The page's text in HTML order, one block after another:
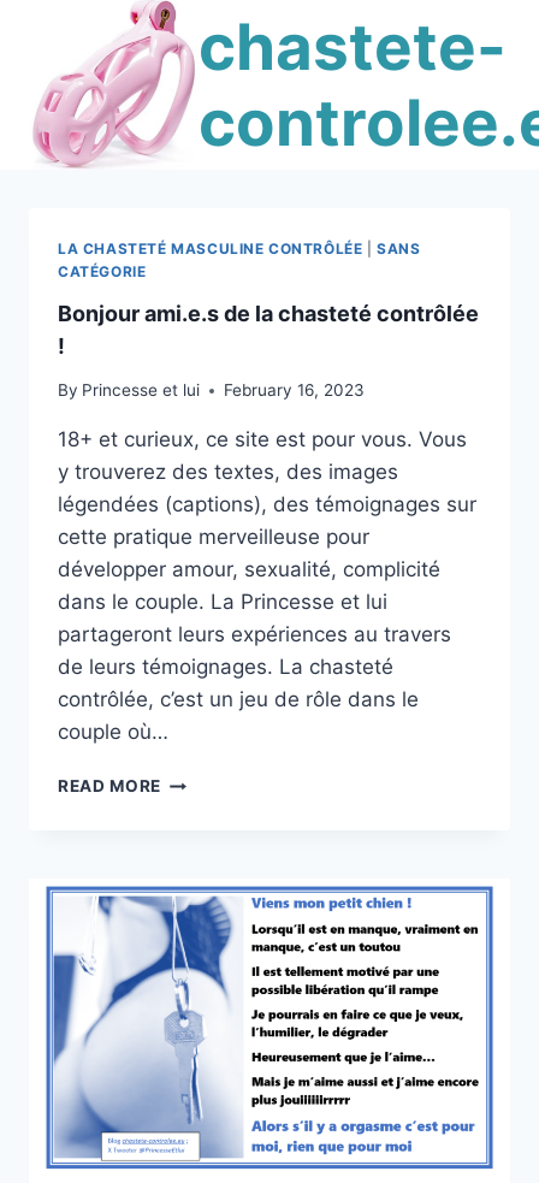
content
chastete-
LA CHASTETÉ MASCULINE CONTRÔLÉE |SANS
CATÉGORIE
Bonjour ami.e.s de la chasteté contrôlée
!
By Princesse et lui February 16, 2023
18+ et curieux, ce site est pour vous. Vous
y trouverez des textes, des images
légendées (captions), des témoignages sur
cette pratique merveilleuse pour
développer amour, sexualité, complicité
dans le couple. La Princesse et lui
partageront leurs expériences au travers
de leurs témoignages. La chasteté
contrôlée, c’est un jeu de rôle dans le
couple où…
READ MORE BONJOUR
CHASTETÉ
CONTRÔLÉE
!